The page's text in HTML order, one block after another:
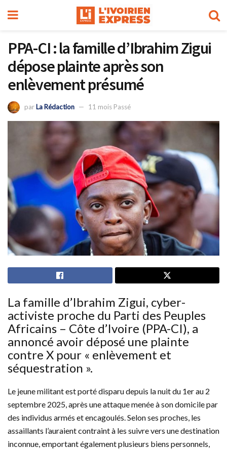
PPA-CI : la famille d’Ibrahim Zigui
dépose plainte après son
enlèvement présumé
parLa Rédaction 11 mois Passé
La famille d’Ibrahim Zigui, cyber-
activiste proche du Parti des Peuples
Africains – Côte d’Ivoire (PPA-CI), a
annoncé avoir déposé une plainte
contre X pour « enlèvement et
séquestration ».
Le jeune militant est porté disparu depuis la nuit du 1er au 2
septembre 2025, après une attaque menée à son domicile par
des individus armés et encagoulés. Selon ses proches, les
assaillants l’auraient contraint à les suivre vers une destination
inconnue, emportant également plusieurs biens personnels,